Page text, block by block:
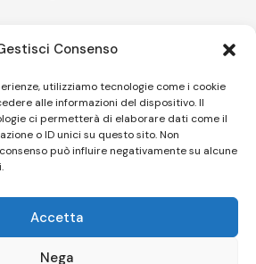
Consenso
utilizziamo tecnologie come i cookie
alle informazioni del dispositivo. Il
ci permetterà di elaborare dati come il
o ID unici su questo sito. Non
può influire negativamente su alcune
Accetta
Nega
Joey Calderazzo